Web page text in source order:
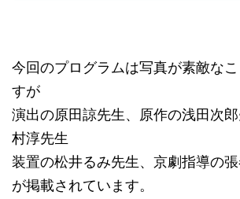
今回のプログラムは写真が素敵な
すが
演出の原田諒先生、原作の浅田次
村淳先生
装置の松井るみ先生、京劇指導の
が掲載されています。